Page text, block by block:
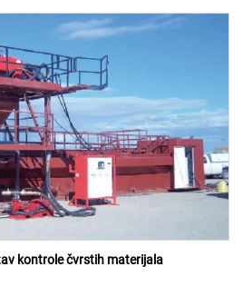
kontrole čvrstih materijala